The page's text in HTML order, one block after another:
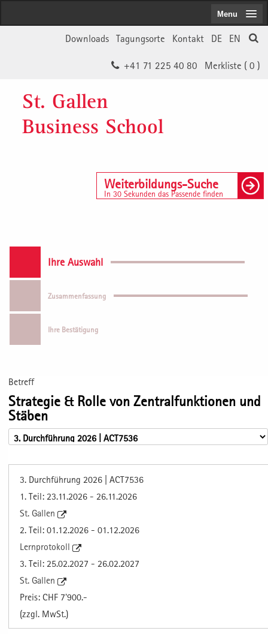
EN
DE
Kontakt
Tagungsorte
Downloads
Merkliste ( 0 )
+41 71 225 40 80
St. Gallen
Business School
Weiterbildungs-Suche
In 30 Sekunden das Passende finden
Menu
Ihre Auswahl
Zusammenfassung
Ihre Bestätigung
Betreff
Strategie & Rolle von Zentralfunktionen und
Stäben
3. Durchführung 2026 | ACT7536
1. Teil: 23.11.2026 - 26.11.2026
St. Gallen
2. Teil: 01.12.2026 - 01.12.2026
Lernprotokoll
3. Teil: 25.02.2027 - 26.02.2027
St. Gallen
Preis: CHF 7'900.-
(zzgl. MwSt.)